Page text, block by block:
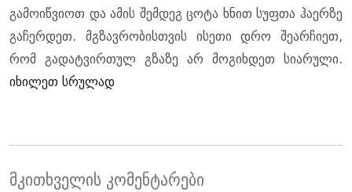
გამოიწვიოთ და ამის შემდეგ ცოტა ხნით სუფთა ჰაერზე
გაჩერდეთ. მგზავრობისთვის ისეთი დრო შეარჩიეთ,
რომ გადატვირთულ გზაზე არ მოგიხდეთ სიარული.
იხილეთ სრულად
მკითხველის კომენტარები